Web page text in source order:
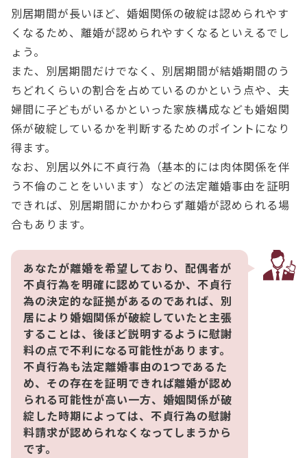
別居期間が長いほど、婚姻関係の破綻は認められやす
くなるため、離婚が認められやすくなるといえるでし
ょう。
また、別居期間だけでなく、別居期間が結婚期間のう
ちどれくらいの割合を占めているのかという点や、夫
婦間に子どもがいるかといった家族構成なども婚姻関
係が破綻しているかを判断するためのポイントになり
得ます。
なお、別居以外に不貞行為（基本的には肉体関係を伴
う不倫のことをいいます）などの法定離婚事由を証明
できれば、別居期間にかかわらず離婚が認められる場
合もあります。
あなたが離婚を希望しており、配偶者が
不貞行為を明確に認めているか、不貞行
為の決定的な証拠があるのであれば、別
居により婚姻関係が破綻していたと主張
することは、後ほど説明するように慰謝
料の点で不利になる可能性があります。
不貞行為も法定離婚事由の1つであるた
め、その存在を証明できれば離婚が認め
られる可能性が高い一方、婚姻関係が破
綻した時期によっては、不貞行為の慰謝
料請求が認められなくなってしまうから
です。